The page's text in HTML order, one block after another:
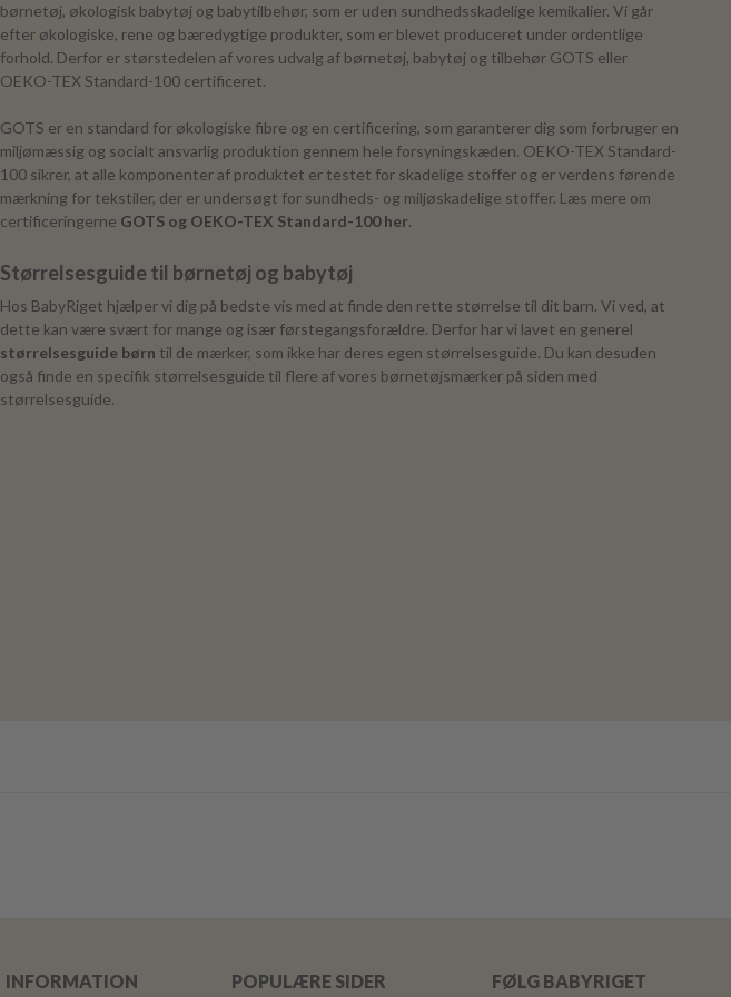
børnetøj, økologisk babytøj og babytilbehør, som er uden sundhedsskadelige kemikalier. Vi går
efter økologiske, rene og bæredygtige produkter, som er blevet produceret under ordentlige
forhold. Derfor er størstedelen af vores udvalg af børnetøj, babytøj og tilbehør GOTS eller
OEKO-TEX Standard-100 certificeret.
GOTS er en standard for økologiske fibre og en certificering, som garanterer dig som forbruger en
miljømæssig og socialt ansvarlig produktion gennem hele forsyningskæden. OEKO-TEX Standard-
100 sikrer, at alle komponenter af produktet er testet for skadelige stoffer og er verdens førende
mærkning for tekstiler, der er undersøgt for sundheds- og miljøskadelige stoffer. Læs mere om
certificeringerne GOTS og OEKO-TEX Standard-100 her.
Størrelsesguide til børnetøj og babytøj
Hos BabyRiget hjælper vi dig på bedste vis med at finde den rette størrelse til dit barn. Vi ved, at
dette kan være svært for mange og især førstegangsforældre. Derfor har vi lavet en generel
størrelsesguide børn til de mærker, som ikke har deres egen størrelsesguide. Du kan desuden
også finde en specifik størrelsesguide til flere af vores børnetøjsmærker på siden med
størrelsesguide.
INFORMATION POPULÆRE SIDER FØLG BABYRIGET